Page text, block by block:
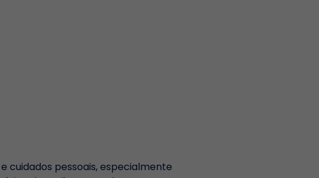
cuidados pessoais, especialmente